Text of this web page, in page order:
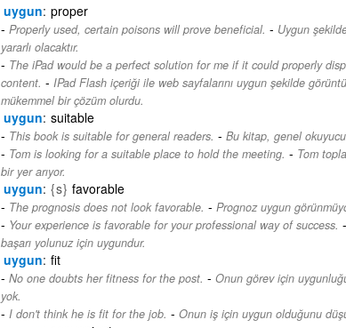
uygun proper
Properly used, certain poisons will prove beneficial. - Uygun
yararlı olacaktır.
The iPad would be a perfect solution for me if it could properly
content. - IPad Flash içeriği ile web sayfalarını uygun şekilde
mükemmel bir çözüm olurdu.
uygun suitable
This book is suitable for general readers. - Bu kitap, genel
Tom is looking for a suitable place to hold the meeting. - Tom
bir yer arıyor.
uygun {s} favorable
The prognosis does not look favorable. - Prognoz uygun
Your experience is favorable for your professional way of success. -
başarı yolunuz için uygundur.
uygun fit
No one doubts her fitness for the post. - Onun görev için
yok.
I don't think he is fit for the job. - Onun iş için uygun olduğunu